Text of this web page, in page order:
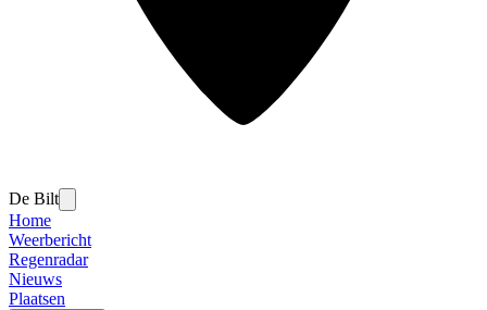
De Bilt
Home
Weerbericht
Regenradar
Nieuws
Plaatsen